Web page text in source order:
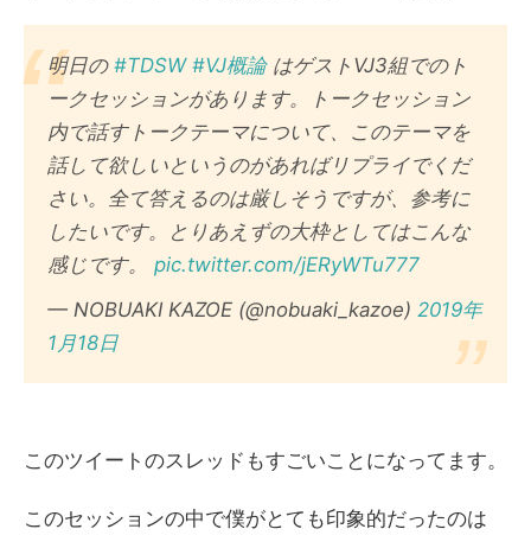
明日の #TDSW #VJ概論はゲストVJ3組でのト
ークセッションがあります。トークセッション
内で話すトークテーマについて、このテーマを
話して欲しいというのがあればリプライでくだ
さい。全て答えるのは厳しそうですが、参考に
したいです。とりあえずの大枠としてはこんな
感じです。 pic.twitter.com/jERyWTu777
— NOBUAKI KAZOE (@nobuaki_kazoe) 2019年
1月18日
このツイートのスレッドもすごいことになってます。
このセッションの中で僕がとても印象的だったのは